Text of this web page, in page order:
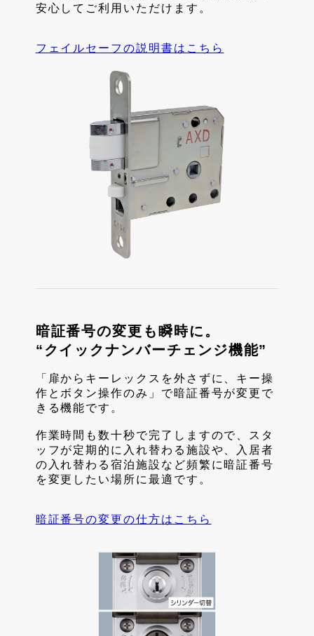
安心してご利用いただけます。
フェイルセーフの説明書はこちら
暗証番号の変更も瞬時に。
“クイックナンバーチェンジ機能”
「扉からキーレックスを外さずに、キー操
作とボタン操作のみ」で暗証番号が変更で
きる機能です。
作業時間も数十秒で完了しますので、スタ
ッフが定期的に入れ替わる施設や、入居者
の入れ替わる宿泊施設など頻繁に暗証番号
を変更したい場所に最適です。
暗証番号の変更の仕方はこちら